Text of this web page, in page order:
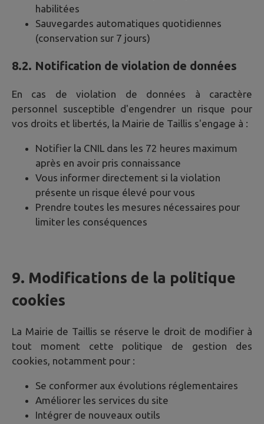
habilitées
Sauvegardes automatiques quotidiennes
(conservation sur 7 jours)
8.2. Notification de violation de données
En cas de violation de données à caractère
personnel susceptible d'engendrer un risque pour
vos droits et libertés, la Mairie de Taillis s'engage à :
Notifier la CNIL dans les 72 heures maximum
après en avoir pris connaissance
Vous informer directement si la violation
présente un risque élevé pour vous
Prendre toutes les mesures nécessaires pour
limiter les conséquences
9. Modifications de la politique
cookies
La Mairie de Taillis se réserve le droit de modifier à
tout moment cette politique de gestion des
cookies, notamment pour :
Se conformer aux évolutions réglementaires
Améliorer les services du site
Intégrer de nouveaux outils